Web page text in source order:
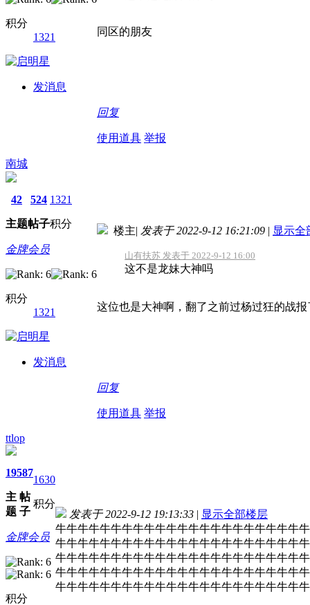
积分
1321
发消息
同区的朋友
回复
使用道具 举报
南城
42
主题
524
帖子
1321
积分
金牌会员
积分
1321
发消息
楼主| 发表于 2022-9-12 16:21:09 | 显示全
山有扶苏 发表于 2022-9-12 16:00
这不是龙妹大神吗
这位也是大神啊，翻了之前过杨过狂的战
回复
使用道具 举报
ttlop
19
主
题
587
帖
子
1630
积分
金牌会员
积分
发表于 2022-9-12 19:13:33 | 显示全部楼层
牛牛牛牛牛牛牛牛牛牛牛牛牛牛牛牛牛牛牛牛牛牛
牛牛牛牛牛牛牛牛牛牛牛牛牛牛牛牛牛牛牛牛牛牛
牛牛牛牛牛牛牛牛牛牛牛牛牛牛牛牛牛牛牛牛牛牛
牛牛牛牛牛牛牛牛牛牛牛牛牛牛牛牛牛牛牛牛牛牛
牛牛牛牛牛牛牛牛牛牛牛牛牛牛牛牛牛牛牛牛牛牛